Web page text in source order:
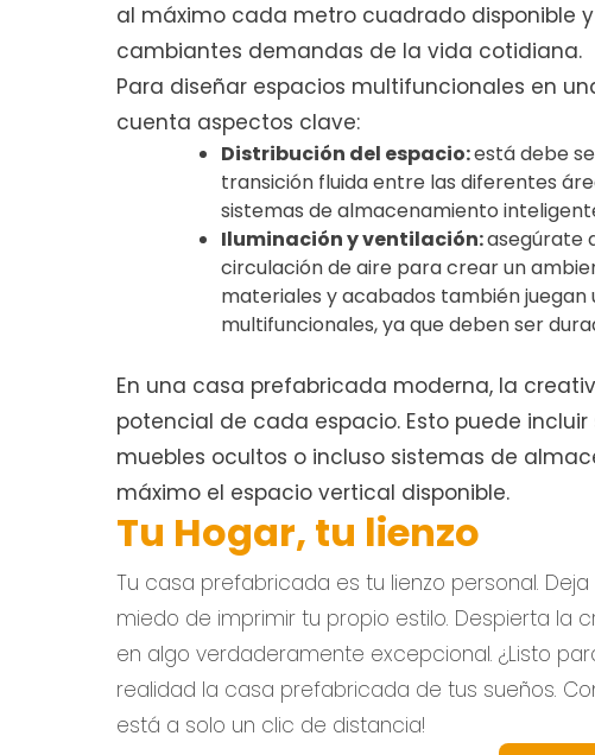
al máximo cada metro cuadrado disponible
cambiantes demandas de la vida cotidiana.
Para diseñar espacios multifuncionales en
cuenta aspectos clave:
Distribución del espacio:está debe
transición fluida entre las diferentes
sistemas de almacenamiento
Iluminación y ventilación:asegúrate
circulación de aire para crear un
materiales y acabados también
multifuncionales, ya que deben ser
En una casa prefabricada moderna, la
potencial de cada espacio. Esto puede
muebles ocultos o incluso sistemas de
máximo el espacio vertical disponible.
Tu Hogar, tu lienzo
Tu casa prefabricada es tu lienzo personal.
miedo de imprimir tu propio estilo. Despierta la
en algo verdaderamente excepcional. ¿Listo
realidad la casa prefabricada de tus sueños.
está a solo un clic de distancia!